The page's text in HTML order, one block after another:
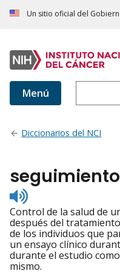
Un sitio oficial del
Menú
Diccionarios del NCI
seguimiento
Listen
to
pronunciation
Control de la salud de
después del
de los individuos que
un ensayo clínico
durante el estudio
mismo.